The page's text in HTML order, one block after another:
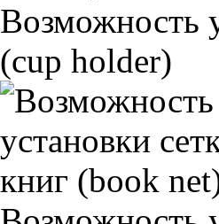
Возможность
(cup holder)